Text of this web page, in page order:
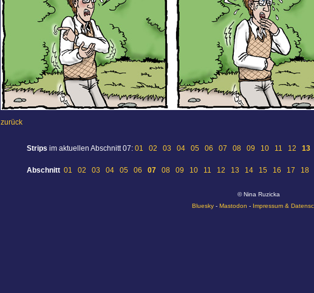
zurück
Strips im aktuellen Abschnitt 07: 01 02 03 04 05 06 07 08 09 10 11 12 13
Abschnitt 01 02 03 04 05 06 07 08 09 10 11 12 13 14 15 16 17 18
© Nina Ruzicka
Bluesky- Mastodon - Impressum &